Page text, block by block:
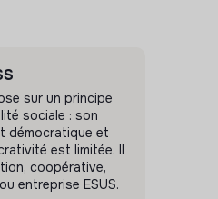
sur un principe
sociale : son
démocratique et
est limitée. Il
coopérative,
entreprise ESUS.